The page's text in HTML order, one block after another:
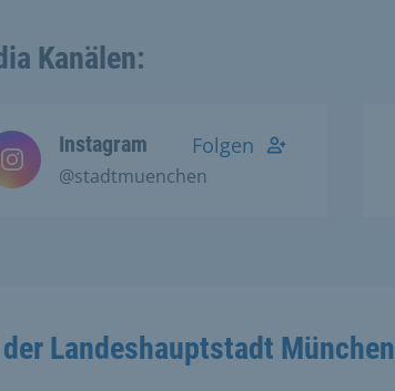
Kanälen:
Instagram
@stadtmuenchen
Folgen
Landeshauptstadt München